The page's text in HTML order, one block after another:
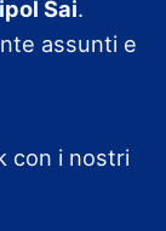
Sai.
assunti e
con i nostri